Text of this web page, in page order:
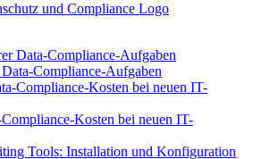
Compliance-Aufgaben
Kosten bei neuen IT-